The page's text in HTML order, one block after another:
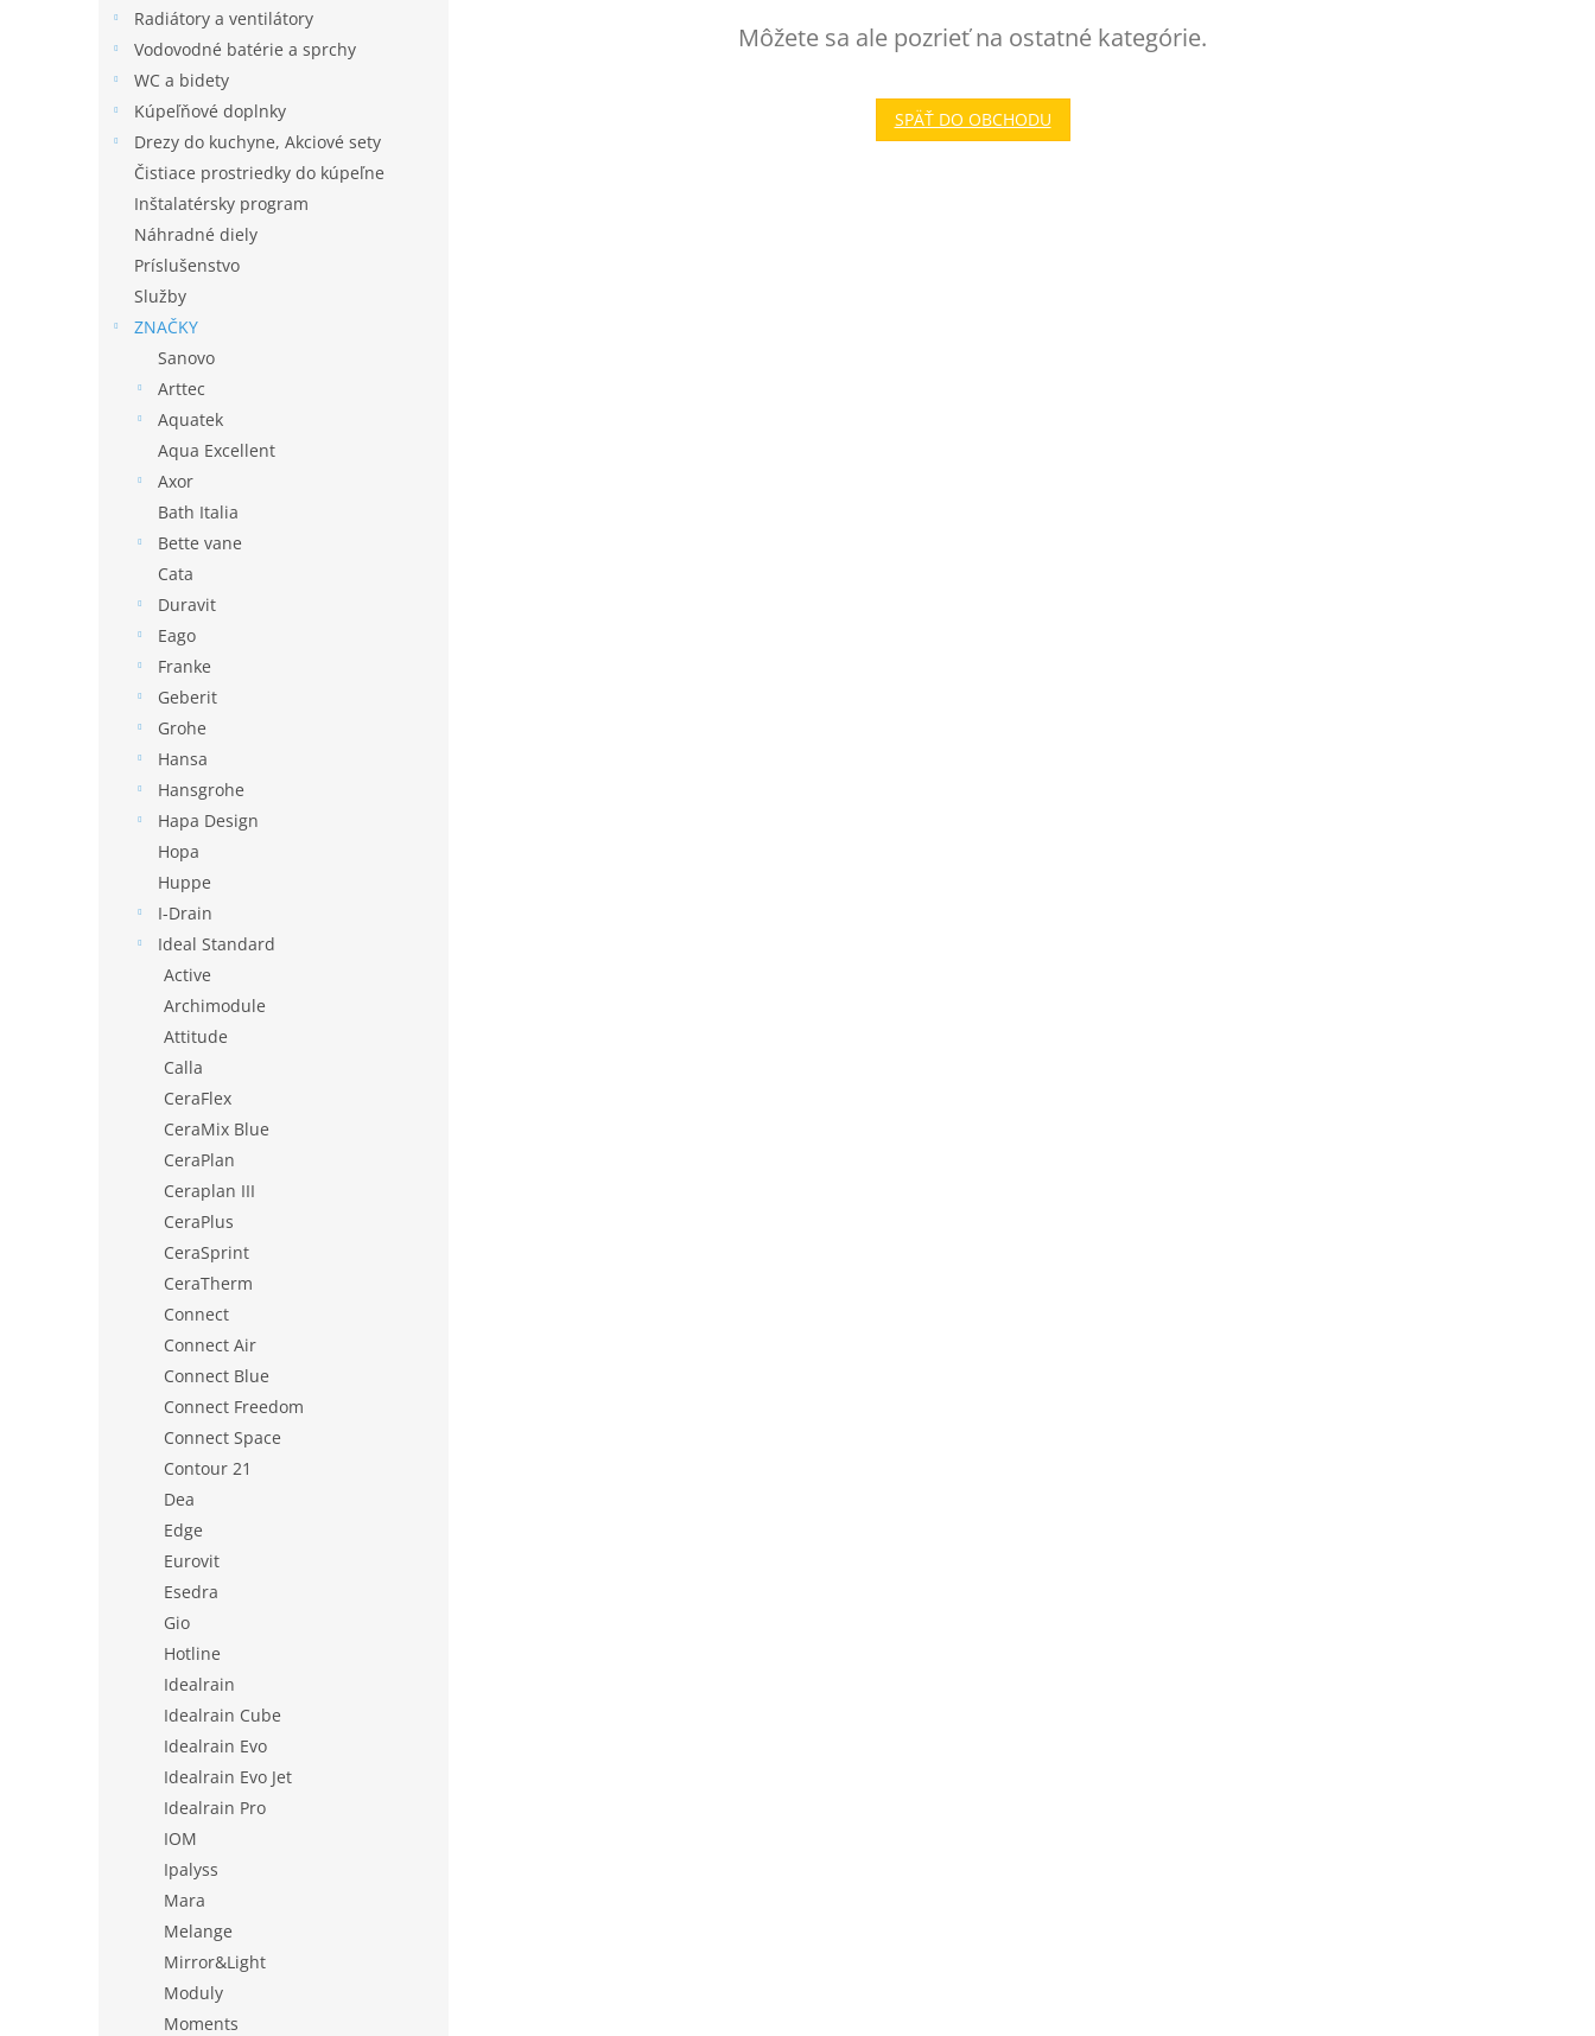
Radiátory a ventilátory
Vodovodné batérie a sprchy
WC a bidety
Kúpeľňové doplnky
Drezy do kuchyne, Akciové sety
Čistiace prostriedky do kúpeľne
Inštalatérsky program
Náhradné diely
Príslušenstvo
Služby
ZNAČKY
Sanovo
Arttec
Aquatek
Aqua Excellent
Axor
Bath Italia
Bette vane
Cata
Duravit
Eago
Franke
Geberit
Grohe
Hansa
Hansgrohe
Hapa Design
Hopa
Huppe
I-Drain
Ideal Standard
Active
Archimodule
Attitude
Calla
CeraFlex
CeraMix Blue
CeraPlan
Ceraplan III
CeraPlus
CeraSprint
CeraTherm
Connect
Connect Air
Connect Blue
Connect Freedom
Connect Space
Contour 21
Dea
Edge
Eurovit
Esedra
Gio
Hotline
Idealrain
Idealrain Cube
Idealrain Evo
Idealrain Evo Jet
Idealrain Pro
IOM
Ipalyss
Mara
Melange
Mirror&Light
Moduly
Moments
Môžete sa ale pozrieť na ostatné kategórie.
SPÄŤ DO OBCHODU